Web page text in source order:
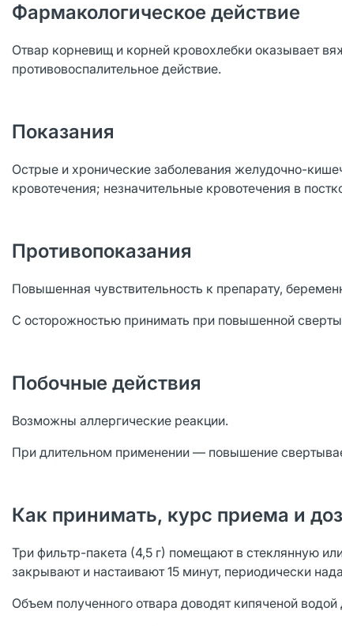
Фармакологическое действие
Отвар корневищ и корней кровохлебки оказывает
противовоспалительное действие.
Показания
Острые и хронические заболевания желудочно-
кровотечения; незначительные кровотечения в
Противопоказания
Повышенная чувствительность к препарату,
С осторожностью принимать при повышенной
Побочные действия
Возможны аллергические реакции.
При длительном применении — повышение
Как принимать, курс приема и
Три фильтр-пакета (4,5 г) помещают в стеклянную
закрывают и настаивают 15 минут, периодически
Объем полученного отвара доводят кипяченой